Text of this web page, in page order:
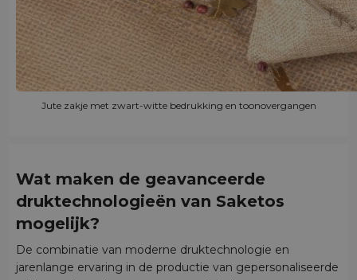
Jute zakje met zwart-witte bedrukking en toonovergangen
Wat maken de geavanceerde
druktechnologieën van Saketos
mogelijk?
De combinatie van moderne druktechnologie en
jarenlange ervaring in de productie van gepersonaliseerde